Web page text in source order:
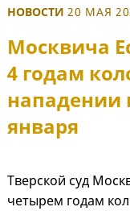
НОВОСТИ 20 МАЯ
Москвича
4 годам
нападении
января
Тверской суд
четырем годам